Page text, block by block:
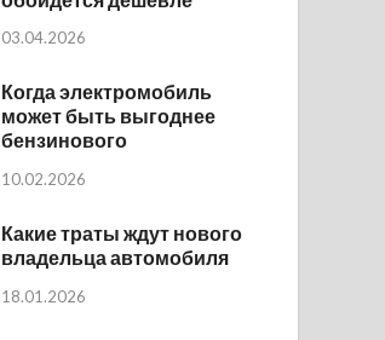
03.04.2026
Когда электромобиль
может быть выгоднее
бензинового
10.02.2026
Какие траты ждут нового
владельца автомобиля
18.01.2026